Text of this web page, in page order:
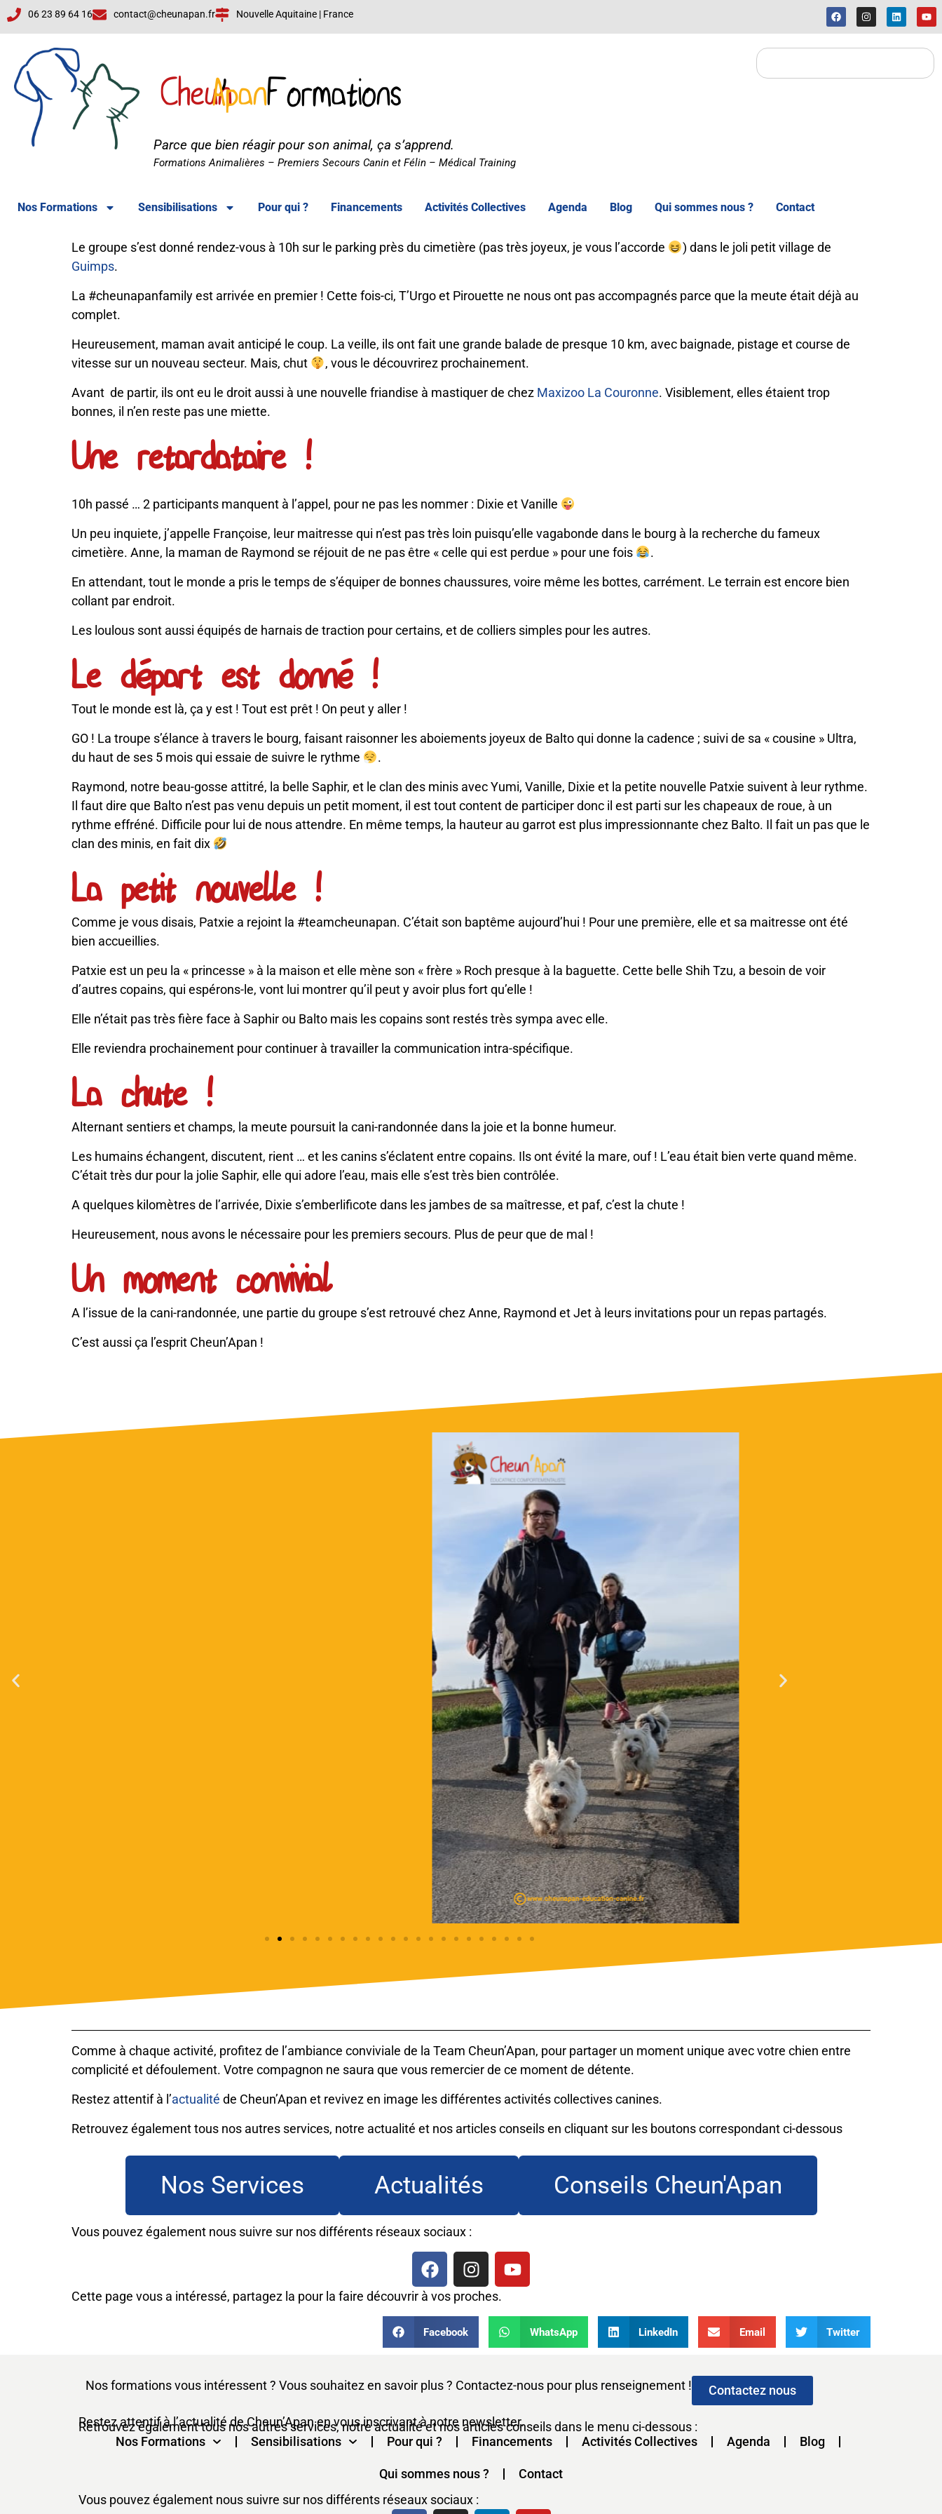
06 23 89 64 16 contact@cheunapan.fr Nouvelle Aquitaine | France
Cheun
'
ApanFormations
Parce que bien réagir pour son animal, ça s’apprend.
Formations Animalières – Premiers Secours Canin et Félin – Médical Training
Nos Formations Sensibilisations Pour qui ? Financements Activités Collectives Agenda Blog Qui sommes nous ? Contact
Le groupe s’est donné rendez-vous à 10h sur le parking près du cimetière (pas très joyeux, je vous l’accorde
) dans le joli petit village de
Guimps.
La #cheunapanfamily est arrivée en premier ! Cette fois-ci, T’Urgo et Pirouette ne nous ont pas accompagnés parce que la meute était déjà au
complet.
Heureusement, maman avait anticipé le coup. La veille, ils ont fait une grande balade de presque 10 km, avec baignade, pistage et course de
vitesse sur un nouveau secteur. Mais, chut
, vous le découvrirez prochainement.
Avant de partir, ils ont eu le droit aussi à une nouvelle friandise à mastiquer de chez Maxizoo La Couronne. Visiblement, elles étaient trop
bonnes, il n’en reste pas une miette.
Une retardataire !
10h passé … 2 participants manquent à l’appel, pour ne pas les nommer : Dixie et Vanille
Un peu inquiete, j’appelle Françoise, leur maitresse qui n’est pas très loin puisqu’elle vagabonde dans le bourg à la recherche du fameux
cimetière. Anne, la maman de Raymond se réjouit de ne pas être « celle qui est perdue » pour une fois
.
En attendant, tout le monde a pris le temps de s’équiper de bonnes chaussures, voire même les bottes, carrément. Le terrain est encore bien
collant par endroit.
Les loulous sont aussi équipés de harnais de traction pour certains, et de colliers simples pour les autres.
Le départ est donné !
Tout le monde est là, ça y est ! Tout est prêt ! On peut y aller !
GO ! La troupe s’élance à travers le bourg, faisant raisonner les aboiements joyeux de Balto qui donne la cadence ; suivi de sa « cousine » Ultra,
du haut de ses 5 mois qui essaie de suivre le rythme
.
Raymond, notre beau-gosse attitré, la belle Saphir, et le clan des minis avec Yumi, Vanille, Dixie et la petite nouvelle Patxie suivent à leur rythme.
Il faut dire que Balto n’est pas venu depuis un petit moment, il est tout content de participer donc il est parti sur les chapeaux de roue, à un
rythme effréné. Difficile pour lui de nous attendre. En même temps, la hauteur au garrot est plus impressionnante chez Balto. Il fait un pas que le
clan des minis, en fait dix
La petit nouvelle !
Comme je vous disais, Patxie a rejoint la #teamcheunapan. C’était son baptême aujourd’hui ! Pour une première, elle et sa maitresse ont été
bien accueillies.
Patxie est un peu la « princesse » à la maison et elle mène son « frère » Roch presque à la baguette. Cette belle Shih Tzu, a besoin de voir
d’autres copains, qui espérons-le, vont lui montrer qu’il peut y avoir plus fort qu’elle !
Elle n’était pas très fière face à Saphir ou Balto mais les copains sont restés très sympa avec elle.
Elle reviendra prochainement pour continuer à travailler la communication intra-spécifique.
La chute !
Alternant sentiers et champs, la meute poursuit la cani-randonnée dans la joie et la bonne humeur.
Les humains échangent, discutent, rient … et les canins s’éclatent entre copains. Ils ont évité la mare, ouf ! L’eau était bien verte quand même.
C’était très dur pour la jolie Saphir, elle qui adore l’eau, mais elle s’est très bien contrôlée.
A quelques kilomètres de l’arrivée, Dixie s’emberlificote dans les jambes de sa maîtresse, et paf, c’est la chute !
Heureusement, nous avons le nécessaire pour les premiers secours. Plus de peur que de mal !
Un moment convivial
A l’issue de la cani-randonnée, une partie du groupe s’est retrouvé chez Anne, Raymond et Jet à leurs invitations pour un repas partagés.
C’est aussi ça l’esprit Cheun’Apan !
Comme à chaque activité, profitez de l’ambiance conviviale de la Team Cheun’Apan, pour partager un moment unique avec votre chien entre
complicité et défoulement. Votre compagnon ne saura que vous remercier de ce moment de détente.
Restez attentif à l’actualité de Cheun’Apan et revivez en image les différentes activités collectives canines.
Retrouvez également tous nos autres services, notre actualité et nos articles conseils en cliquant sur les boutons correspondant ci-dessous
Nos Services Actualités Conseils Cheun'Apan
Vous pouvez également nous suivre sur nos différents réseaux sociaux :
Cette page vous a intéressé, partagez la pour la faire découvrir à vos proches.
Facebook WhatsApp LinkedIn Email Twitter
Nos formations vous intéressent ? Vous souhaitez en savoir plus ? Contactez-nous pour plus renseignement ! Contactez nous
Restez attentif à l’actualité de Cheun’Apan en vous inscrivant à notre newsletter.
Retrouvez également tous nos autres services, notre actualité et nos articles conseils dans le menu ci-dessous :
Nos Formations
Sensibilisations Pour qui ? Financements Activités Collectives Agenda Blog
Qui sommes nous ?
Contact
Vous pouvez également nous suivre sur nos différents réseaux sociaux :